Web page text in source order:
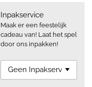
Inpakservice
Maak er een feestelijk
cadeau van! Laat het spel
door ons inpakken!